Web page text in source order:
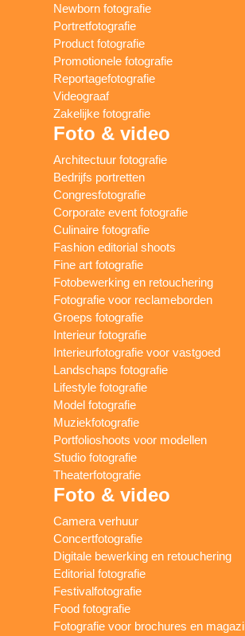
Newborn fotografie
Portretfotografie
Product fotografie
Promotionele fotografie
Reportagefotografie
Videograaf
Zakelijke fotografie
Foto & video
Architectuur fotografie
Bedrijfs portretten
Congresfotografie
Corporate event fotografie
Culinaire fotografie
Fashion editorial shoots
Fine art fotografie
Fotobewerking en retouchering
Fotografie voor reclameborden
Groeps fotografie
Interieur fotografie
Interieurfotografie voor vastgoed
Landschaps fotografie
Lifestyle fotografie
Model fotografie
Muziekfotografie
Portfolioshoots voor modellen
Studio fotografie
Theaterfotografie
Foto & video
Camera verhuur
Concertfotografie
Digitale bewerking en retouchering
Editorial fotografie
Festivalfotografie
Food fotografie
Fotografie voor brochures en